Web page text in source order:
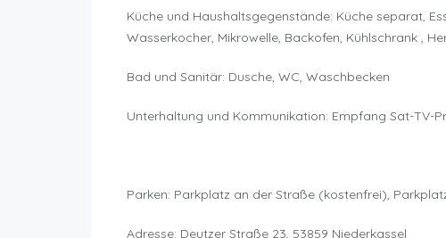
Küche und Haushaltsgegenstände: Küche separat,
Wasserkocher, Mikrowelle, Backofen, Kühlschrank ,
Bad und Sanitär: Dusche, WC, Waschbecken
Unterhaltung und Kommunikation: Empfang Sat-TV-
Parken: Parkplatz an der Straße (kostenfrei),
Adresse: Deutzer Straße 23, 53859 Niederkassel